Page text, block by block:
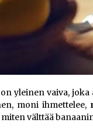
yleinen vaiva,
moni ihmettelee,
välttää